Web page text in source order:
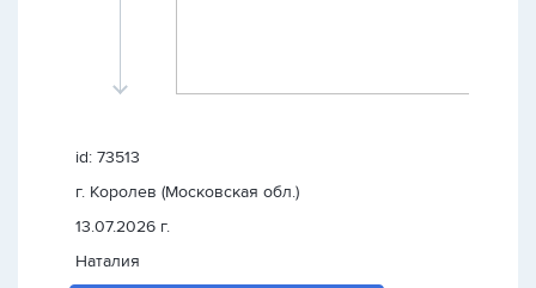
id: 73513
г. Королев (Московская обл.)
13.07.2026 г.
Наталия